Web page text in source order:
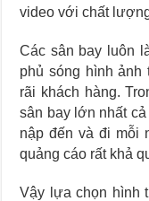
video với chất
Các sân bay luôn
phủ sóng hình
rãi khách hàng.
sân bay lớn nhất
nập đến và đi mỗi
quảng cáo rất khả
Vậy lựa chọn hình